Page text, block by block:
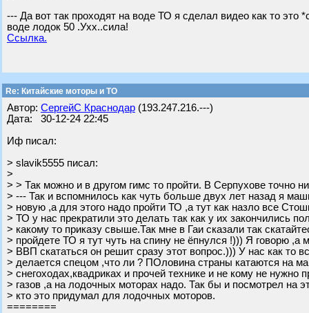
--- Да вот так проходят на воде ТО я сделал видео как то это
воде лодок 50 .Ухх..сила!
Ссылка.
Re: Китайские моторы и ТО
Автор: СергейС Краснодар (193.247.216.---)
Дата: 30-12-24 22:45
Иф писал:
> slavik5555 писал:
>
> > Так можно и в другом гимс то пройти. В Серпухове точно
> --- Так и вспомнилось как чуть больше двух лет назад я
> новую ,а для этого надо пройти ТО ,а тут как назло все
> ТО у нас прекратили это делать так как у их закончились
> какому то приказу свыше.Так мне в Гаи сказали так
> пройдете ТО я тут чуть на спину не ёпнулся !))) Я говорю ,а
> ВВП скататься он решит сразу этот вопрос.))) У нас как то
> делается спецом ,что ли ? ПОловина страны катаются на
> снегоходах,квадриках и прочей технике и не кому не нужно
> газов ,а на лодочных моторах надо. Так бы и посмотрел на
> кто это придумал для лодочных моторов.
========